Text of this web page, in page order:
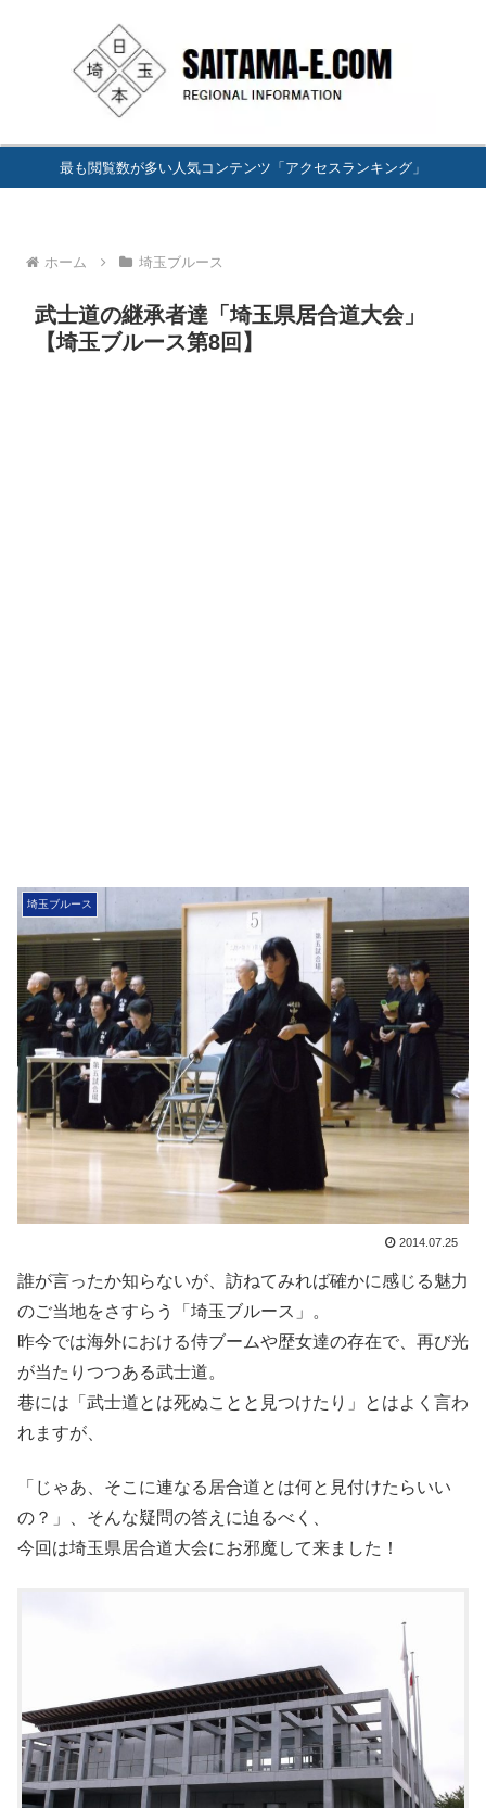
最も閲覧数が多い人気コンテンツ「アクセスランキング」
ホーム 埼玉ブルース
武士道の継承者達「埼玉県居合道大会」
【埼玉ブルース第8回】
埼玉ブルース
2014.07.25
誰が言ったか知らないが、訪ねてみれば確かに感じる魅力
のご当地をさすらう「埼玉ブルース」。
昨今では海外における侍ブームや歴女達の存在で、再び光
が当たりつつある武士道。
巷には「武士道とは死ぬことと見つけたり」とはよく言わ
れますが、
「じゃあ、そこに連なる居合道とは何と見付けたらいい
の？」、そんな疑問の答えに迫るべく、
今回は埼玉県居合道大会にお邪魔して来ました！